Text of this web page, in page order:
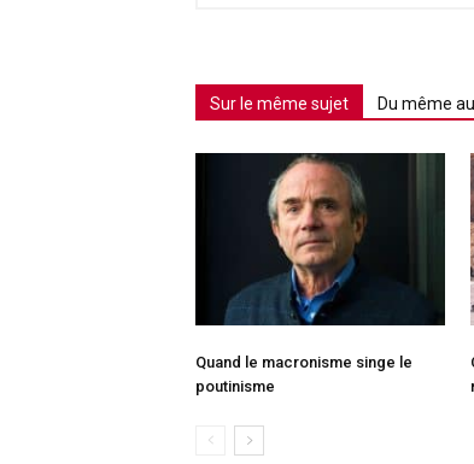
Sur le même sujet Du même
Quand le macronisme singe le
poutinisme